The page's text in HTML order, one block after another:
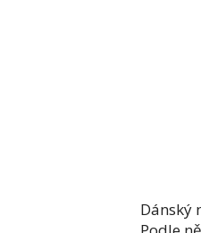
Dánský